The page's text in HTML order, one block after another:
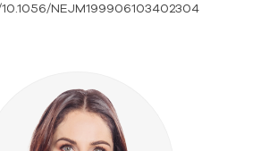
NEJM199906103402304